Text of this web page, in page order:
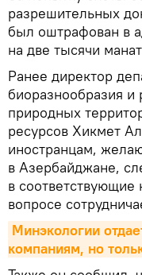
разрешительных
был оштрафован в
на две тысячи
Ранее директор
биоразнообразия и
природных
ресурсов Хикмет
иностранцам,
в Азербайджане,
в
вопросе
Минэкологии
компаниям, но